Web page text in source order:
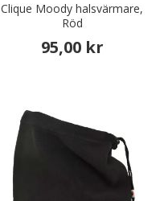
Clique Moody halsvärmare,
Röd
95,00 kr